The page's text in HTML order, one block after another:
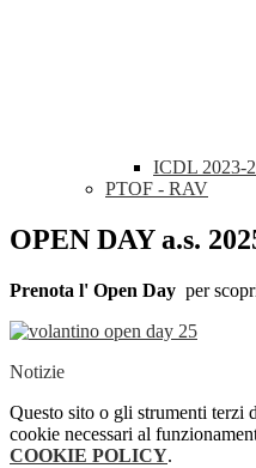
ICDL 2023-
PTOF - RAV
OPEN DAY a.s.
Prenota l' Open Day per
Notizie
Questo sito o gli strumenti terzi
cookie necessari al
COOKIE POLICY.